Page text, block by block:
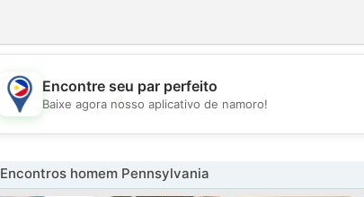
💖
💕
Encontre seu par perfeito
Baixe agora nosso aplicativo de namoro!
Encontros homem Pennsylvania